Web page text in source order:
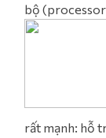
bộ
rất mạnh: hỗ